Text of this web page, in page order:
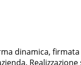
dinamica,